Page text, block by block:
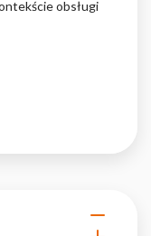
obsługi
ciasteczek.